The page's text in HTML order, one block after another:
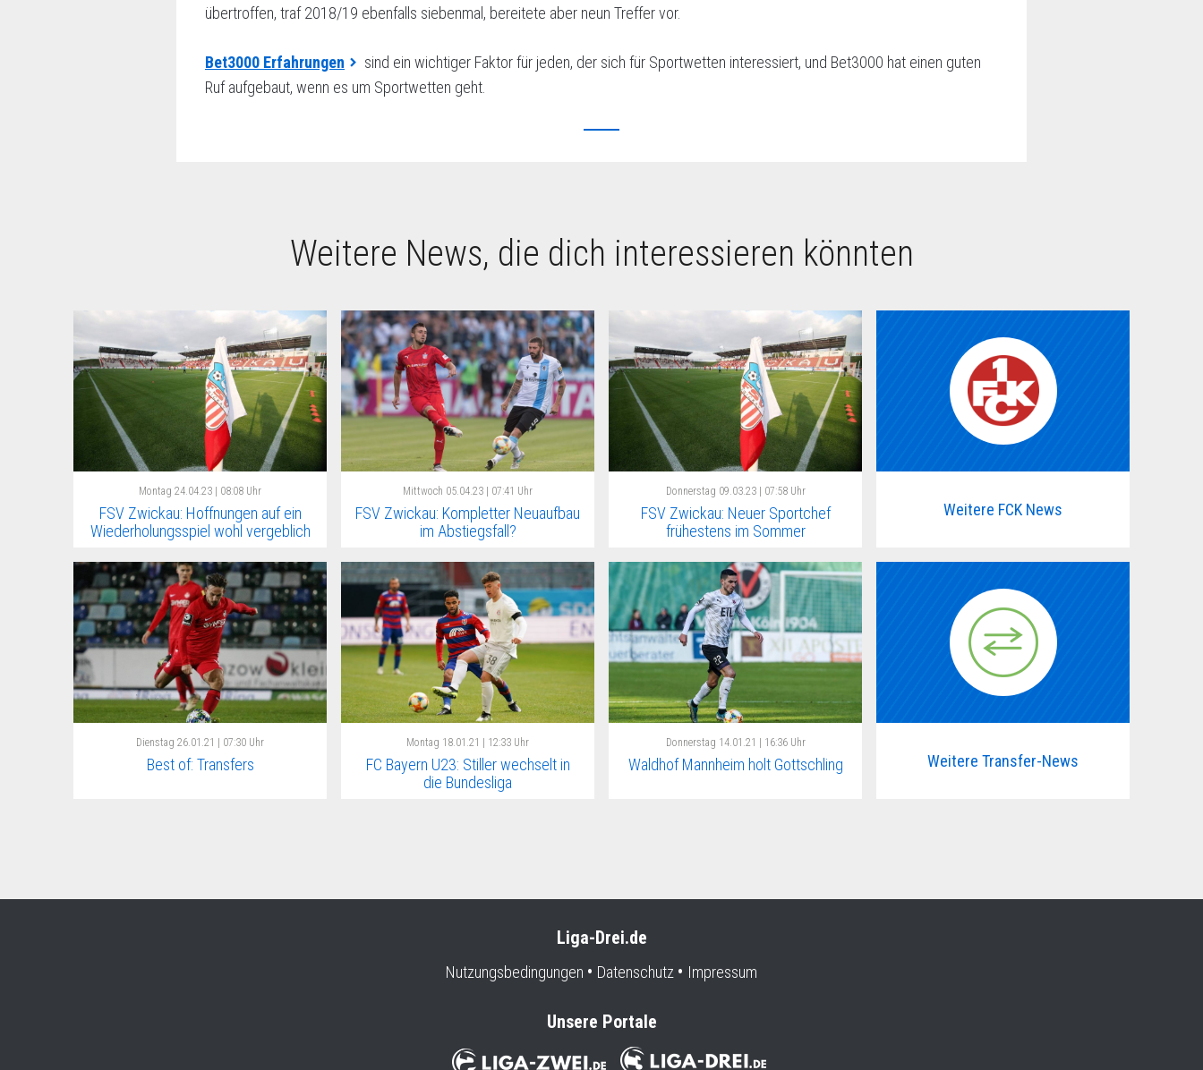
übertroffen, traf 2018/19 ebenfalls siebenmal, bereitete aber neun Treffer vor.
Bet3000 Erfahrungen
sind ein wichtiger Faktor für jeden, der sich für Sportwetten interessiert, und Bet3000 hat einen guten
Ruf aufgebaut, wenn es um Sportwetten geht.
Weitere News, die dich interessieren könnten
Montag 24.04.23 | 08:08 Uhr
FSV Zwickau: Hoffnungen auf ein
Wiederholungsspiel wohl vergeblich
Mittwoch 05.04.23 | 07:41 Uhr
FSV Zwickau: Kompletter Neuaufbau
im Abstiegsfall?
Donnerstag 09.03.23 | 07:58 Uhr
FSV Zwickau: Neuer Sportchef
frühestens im Sommer
Weitere FCK News
Dienstag 26.01.21 | 07:30 Uhr
Best of: Transfers
Montag 18.01.21 | 12:33 Uhr
FC Bayern U23: Stiller wechselt in
die Bundesliga
Donnerstag 14.01.21 | 16:36 Uhr
Waldhof Mannheim holt Gottschling Weitere Transfer-News
Liga-Drei.de
Nutzungsbedingungen Datenschutz Impressum
Unsere Portale